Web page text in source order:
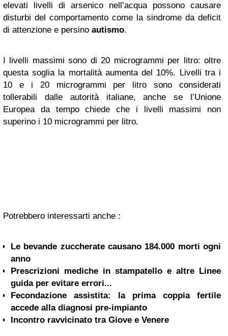
elevati livelli di arsenico nell’acqua possono causare
disturbi del comportamento come la sindrome da deficit
di attenzione e persino autismo.
I livelli massimi sono di 20 microgrammi per litro: oltre
questa soglia la mortalità aumenta del 10%. Livelli tra i
10 e i 20 microgrammi per litro sono considerati
tollerabili dalle autorità italiane, anche se l’Unione
Europea da tempo chiede che i livelli massimi non
superino i 10 microgrammi per litro.
Potrebbero interessarti anche :
Le bevande zuccherate causano 184.000 morti ogni
anno
Prescrizioni mediche in stampatello e altre Linee
guida per evitare errori...
Fecondazione assistita: la prima coppia fertile
accede alla diagnosi pre-impianto
Incontro ravvicinato tra Giove e Venere